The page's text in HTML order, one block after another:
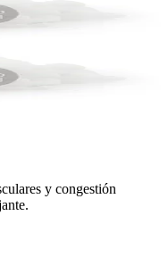
y congestión